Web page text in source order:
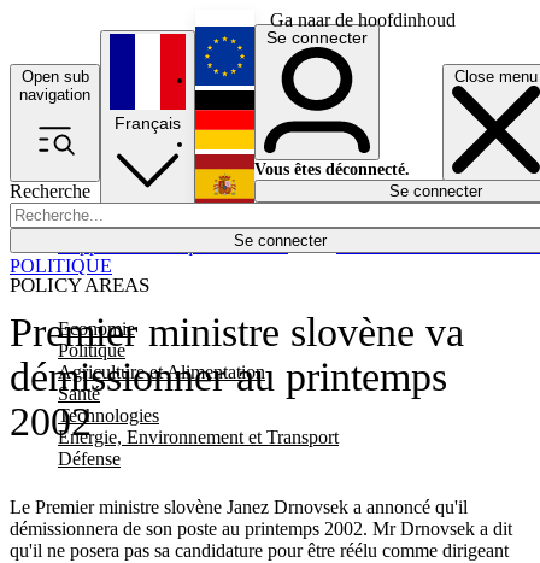
Ga naar de hoofdinhoud
Open sub
navigation
Close menu
Recherche
Se connecter
POLICY AREAS
Economie
Politique
Agriculture et Alimentation
Santé
Technologies
Energie, Environnement et Transport
Défense
Économie
Français
English
Deutsch
Español
Se connecter
Vous êtes déconnecté.
Se connecter
Premier ministre slovène va
démissionner au printemps
2002
Le Premier ministre slovène Janez Drnovsek a annoncé qu'il
démissionnera de son poste au printemps 2002. Mr Drnovsek a dit
qu'il ne posera pas sa candidature pour être réélu comme dirigeant
POLITIQUE